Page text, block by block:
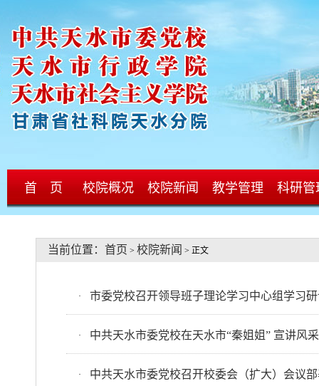
首 页 校院概况 校院新闻 教学管理 科研管
当前位置： 首页 > 校院新闻 > 正文
· 市委党校召开领导班子理论学习中心组学习
· 中共天水市委党校在天水市“秦姐姐” 宣讲风
· 中共天水市委党校召开校委会（扩大）会议